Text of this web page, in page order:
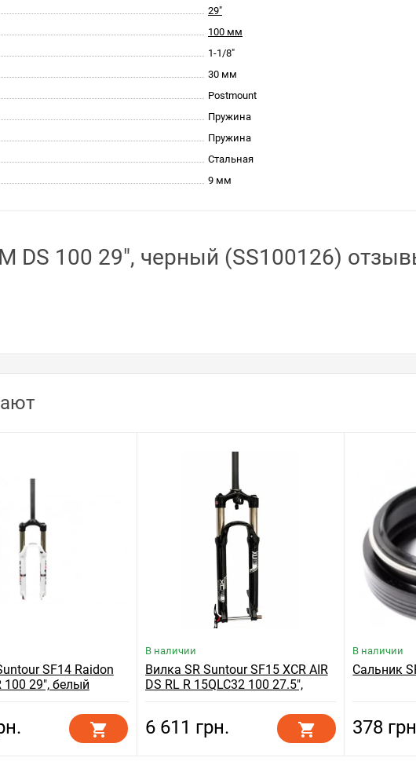
29"
100 мм
1-1/8"
30 мм
Postmount
Пружина
Пружина
Стальная
9 мм
DS 100 29", черный (SS100126)
SF14 Raidon
100 29", белый
В наличии
Вилка SR Suntour SF15 XCR AIR
DS RL R 15QLC32 100 27.5",
6 611 грн.
В наличии
Сальник
378